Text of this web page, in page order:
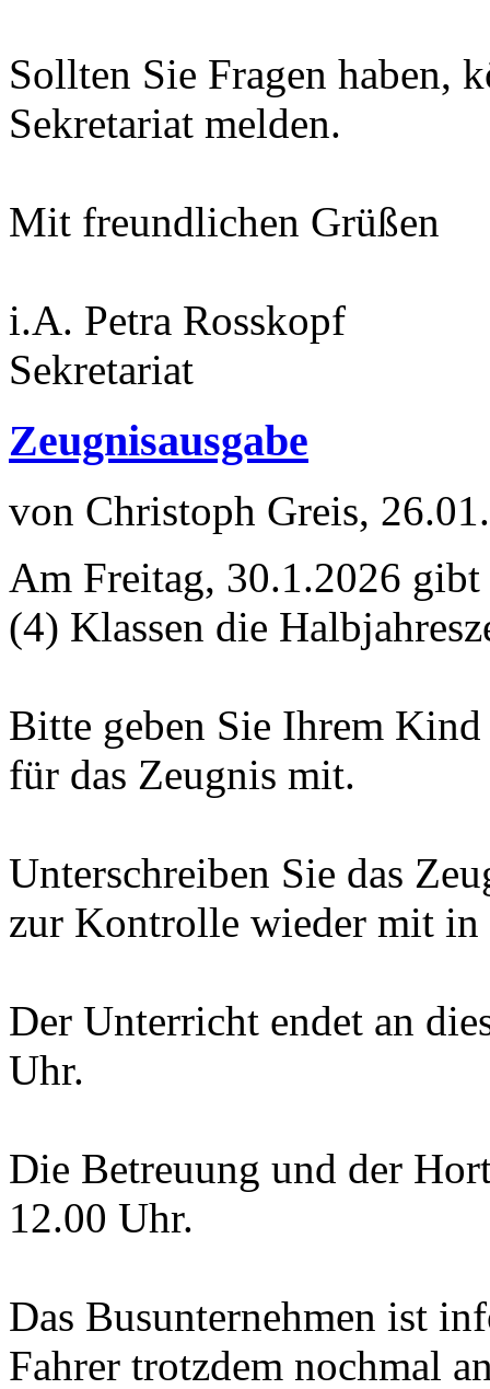
Sollten Sie Fragen haben,
Sekretariat melden.
Mit freundlichen Grüßen
i.A. Petra Rosskopf
Sekretariat
Zeugnisausgabe
von Christoph Greis,
Am Freitag, 30.1.2026
(4) Klassen die
Bitte geben Sie Ihrem
für das Zeugnis mit.
Unterschreiben Sie das
zur Kontrolle wieder mit in
Der Unterricht endet an
Uhr.
Die Betreuung und der
12.00 Uhr.
Das Busunternehmen ist
Fahrer trotzdem nochmal